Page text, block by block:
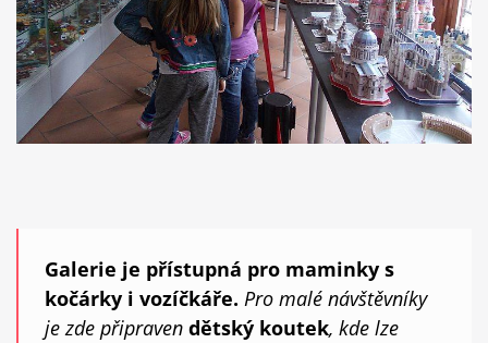
Galerie je přístupná pro maminky s
kočárky i vozíčkáře. Pro malé návštěvníky
je zde připraven dětský koutek, kde lze